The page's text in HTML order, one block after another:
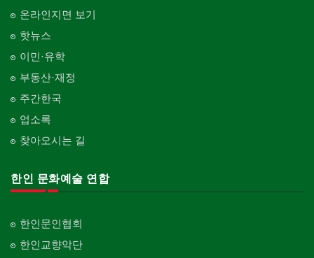
온라인지면 보기
핫뉴스
이민·유학
부동산·재정
주간한국
업소록
찾아오시는 길
한인 문화예술 연합
한인문인협회
한인교향악단